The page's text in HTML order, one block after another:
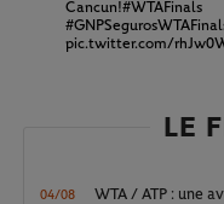
Cancun!#WTAFinals
pic.twitter.com/
LE
04/08 WTA / ATP : une